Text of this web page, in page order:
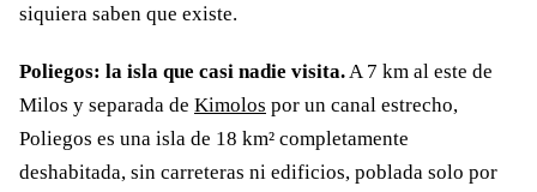
siquiera saben que existe.
Poliegos: la isla que casi nadie visita.A 7 km al este de
Milos y separada de Kimolos por un canal estrecho,
Poliegos es una isla de 18 km² completamente
deshabitada, sin carreteras ni edificios, poblada solo por